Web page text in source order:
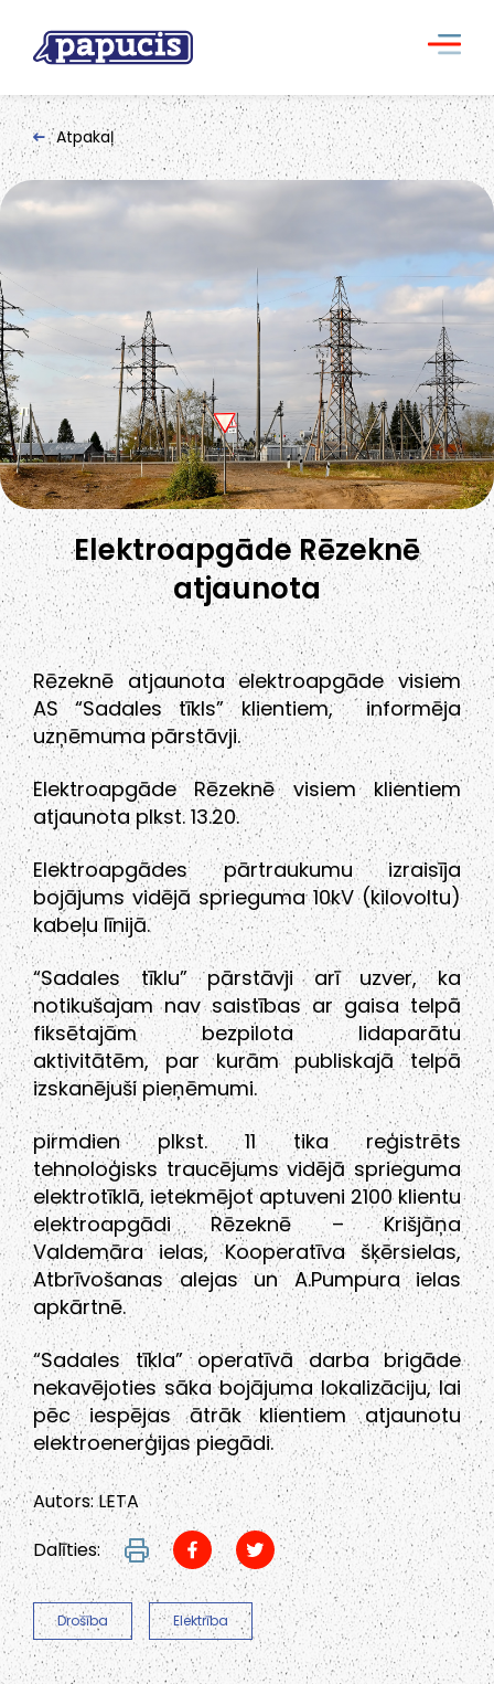
Atpakaļ
Elektroapgāde Rēzeknē
atjaunota
Rēzeknē atjaunota elektroapgāde visiem
AS “Sadales tīkls” klientiem, informēja
uzņēmuma pārstāvji.
Elektroapgāde Rēzeknē visiem klientiem
atjaunota plkst. 13.20.
Elektroapgādes pārtraukumu izraisīja
bojājums vidējā sprieguma 10kV (kilovoltu)
kabeļu līnijā.
“Sadales tīklu” pārstāvji arī uzver, ka
notikušajam nav saistības ar gaisa telpā
fiksētajām bezpilota lidaparātu
aktivitātēm, par kurām publiskajā telpā
izskanējuši pieņēmumi.
pirmdien plkst. 11 tika reģistrēts
tehnoloģisks traucējums vidējā sprieguma
elektrotīklā, ietekmējot aptuveni 2100 klientu
elektroapgādi Rēzeknē – Krišjāņa
Valdemāra ielas, Kooperatīva šķērsielas,
Atbrīvošanas alejas un A.Pumpura ielas
apkārtnē.
“Sadales tīkla” operatīvā darba brigāde
nekavējoties sāka bojājuma lokalizāciju, lai
pēc iespējas ātrāk klientiem atjaunotu
elektroenerģijas piegādi.
Autors: LETA
Dalīties:
Drošība Elektrība